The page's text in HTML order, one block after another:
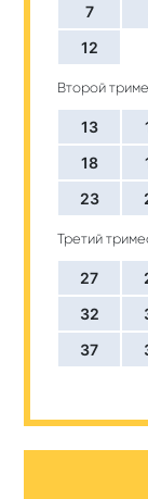
7
12
Второй
13
18
23
Третий
27
32
37